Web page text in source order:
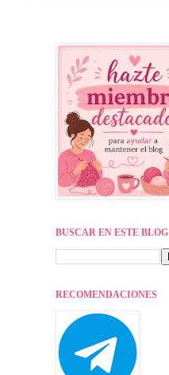
BUSCAR EN ESTE BLOG
RECOMENDACIONES